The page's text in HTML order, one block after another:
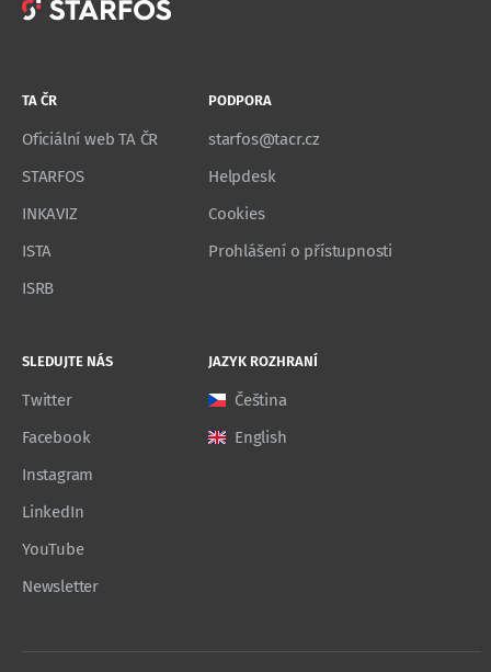
TA ČR
Oficiální web TA ČR
STARFOS
INKAVIZ
ISTA
ISRB
PODPORA
starfos@tacr.cz
Helpdesk
Cookies
Prohlášení o přístupnosti
SLEDUJTE NÁS
Twitter
Facebook
Instagram
LinkedIn
YouTube
Newsletter
JAZYK ROZHRANÍ
Čeština
English